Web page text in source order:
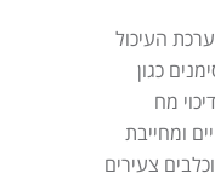
העיכול
כגון
מח
ומחייבת
צעירים